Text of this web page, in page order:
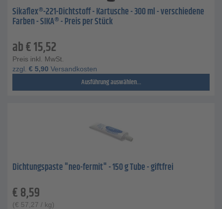
Sikaflex®-221-Dichtstoff - Kartusche - 300 ml - verschiedene
Farben - SIKA® - Preis per Stück
ab€15,52
Preis inkl. MwSt.
zzgl. € 5,90 Versandkosten
Ausführung auswählen...
Dichtungspaste "neo-fermit" - 150 g Tube - giftfrei
€8,59
(€ 57,27 / kg)